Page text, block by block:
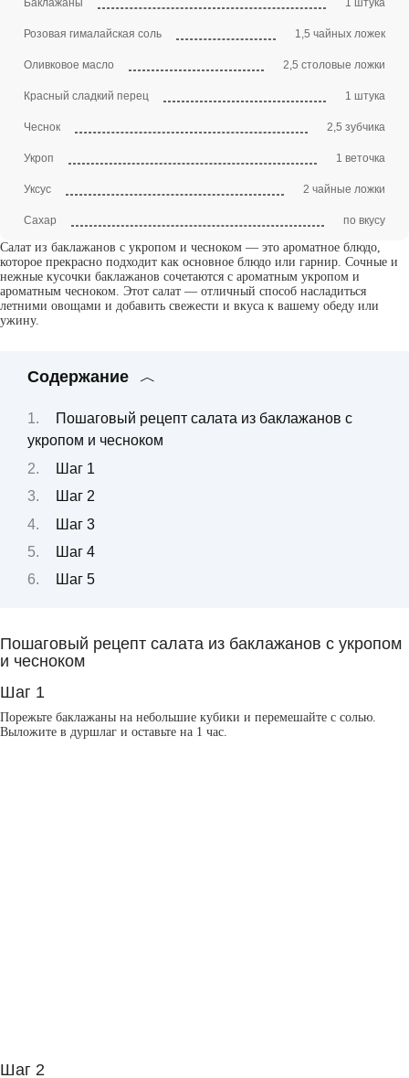
Баклажаны 1 штука
Розовая гималайская соль 1,5 чайных ложек
Оливковое масло 2,5 столовые ложки
Красный сладкий перец 1 штука
Чеснок 2,5 зубчика
Укроп 1 веточка
Уксус 2 чайные ложки
Сахар по вкусу
Салат из баклажанов с укропом и чесноком — это ароматное блюдо,
которое прекрасно подходит как основное блюдо или гарнир. Сочные и
нежные кусочки баклажанов сочетаются с ароматным укропом и
ароматным чесноком. Этот салат — отличный способ насладиться
летними овощами и добавить свежести и вкуса к вашему обеду или
ужину.
Содержание
Пошаговый рецепт салата из баклажанов с
укропом и чесноком
Шаг 1
Шаг 2
Шаг 3
Шаг 4
Шаг 5
Пошаговый рецепт салата из баклажанов с укропом
и чесноком
Шаг 1
Порежьте баклажаны на небольшие кубики и перемешайте с солью.
Выложите в дуршлаг и оставьте на 1 час.
Шаг 2